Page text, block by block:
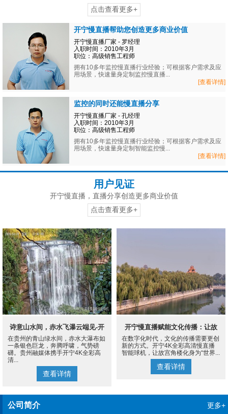
点击查看更多+
开宁慢直播帮助您创造更多商业价值
开宁慢直播厂家 - 罗经理
入职时间：2010年3月
职位：高级销售工程师
拥有10多年监控慢直播行业经验；可根据客户需求及应
用场景，快速量身定制监控慢直播...
[查看详情]
监控的同时还能慢直播分享
开宁慢直播厂家 - 孔经理
入职时间：2010年3月
职位：高级销售工程师
拥有10多年监控慢直播行业经验；可根据客户需求及应
用场景，快速量身定制智能监控慢...
[查看详情]
用户见证
开宁慢直播，直播分享创造更多商业价值
点击查看更多+
诗意山水间，赤水飞瀑云端见-开
宁4K慢直播摄像机
在贵州的青山绿水间，赤水大瀑布如
一条银色巨龙，奔腾呼啸，气势磅
礴。贵州融媒体携手开宁4K全彩高
清...
查看详情
开宁慢直播赋能文化传播：让故
宫角楼成为世界的文化客厅
在数字化时代，文化的传播需要更创
新的方式。开宁4K全彩高清慢直播
智能球机，让故宫角楼化身为“世界...
查看详情
公司简介 更多+